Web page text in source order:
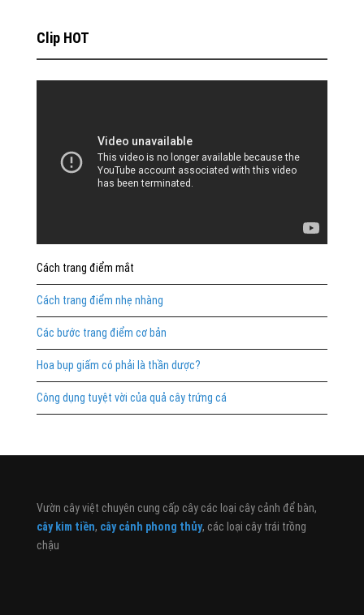
Clip HOT
Cách trang điểm mắt
Cách trang điểm nhẹ nhàng
Các bước trang điểm cơ bản
Hoa bụp giấm có phải là thần dược?
Công dụng tuyệt vời của quả cây trứng cá
Vườn cây việt chuyên cung cấp cây các loại cây cảnh để bàn,
cây kim tiền, cây cảnh phong thủy, các loại cây trái trồng
chậu